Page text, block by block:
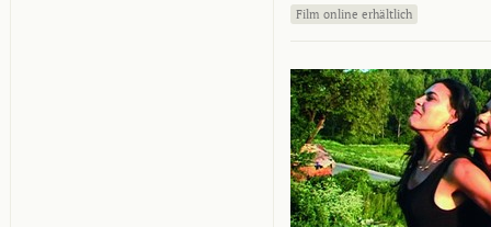
Film online erhältlich